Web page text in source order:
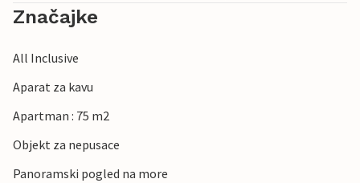
Značajke
All Inclusive
Aparat za kavu
Apartman : 75 m2
Objekt za nepusace
Panoramski pogled na more